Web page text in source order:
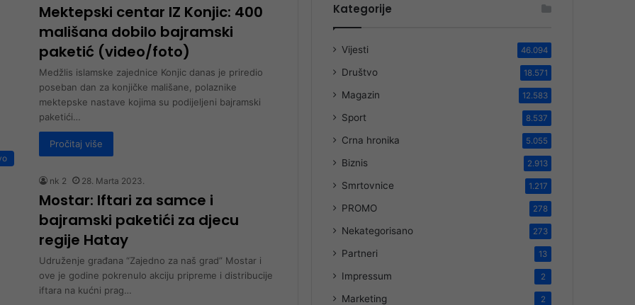
Mektepski centar IZ Konjic: 400
mališana dobilo bajramski
paketić (video/foto)
Medžlis islamske zajednice Konjic danas je priredio
poseban dan za konjičke mališane, polaznike
mektepske nastave kojima su podijeljeni bajramski
paketići…
Pročitaj više
nk 2 28. Marta 2023.
Mostar: Iftari za samce i
bajramski paketići za djecu
regije Hatay
Udruženje građana “Zajedno za naš grad” Mostar i
ove je godine pokrenulo akciju pripreme i distribucije
iftara na kućni prag…
Kategorije
Vijesti 46.094
Društvo 18.571
Magazin 12.583
Sport 8.537
Crna hronika 5.055
Biznis 2.913
Smrtovnice 1.217
PROMO 278
Nekategorisano 273
Partneri 13
Impressum 2
Marketing 2